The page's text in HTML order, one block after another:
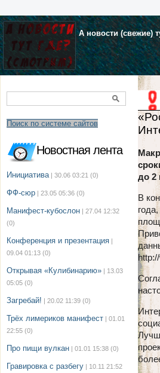
А новости (свежие)
Поиск по системе сайтов
Новостная лента
Инициатива | 30.06 03:21 (0)
ФФ-сюр | 23.05 05:36 (0)
Манифест-кубослон | 27.04 12:32
(0)
Конференция и презентация |
09.04 01:13 (0)
Открывая «Кулибинарию» | 13.03
05:05 (0)
Загребай! | 20.02 11:39 (0)
Трёх лимериков манифест | 01.01
22:55 (0)
Про пищи вулкан | 01.01 15:38 (0)
Гравировка с разбегу | 10.11 21:52
до 2
В